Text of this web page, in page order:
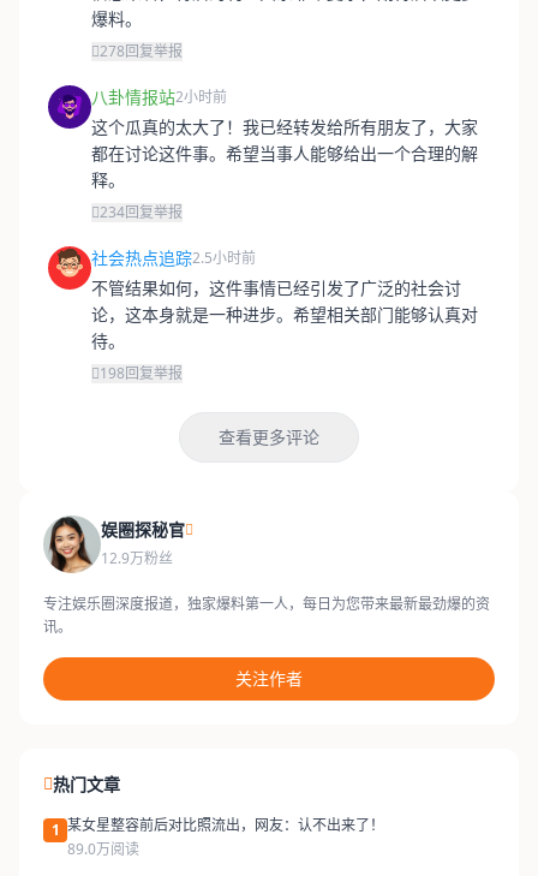
爆料。
278回复举报
八卦情报站2小时前
这个瓜真的太大了！我已经转发给所有朋友了，大家
都在讨论这件事。希望当事人能够给出一个合理的解
释。
234回复举报
社会热点追踪2.5小时前
不管结果如何，这件事情已经引发了广泛的社会讨
论，这本身就是一种进步。希望相关部门能够认真对
待。
198回复举报
查看更多评论
娱圈探秘官
12.9万粉丝
专注娱乐圈深度报道，独家爆料第一人，每日为您带来最新最劲爆的资
讯。
关注作者
热门文章
1 某女星整容前后对比照流出，网友：认不出来了！
89.0万阅读